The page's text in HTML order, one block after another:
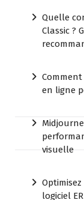
Quelle
Classic ?
Comment
en ligne
visuelle
logiciel